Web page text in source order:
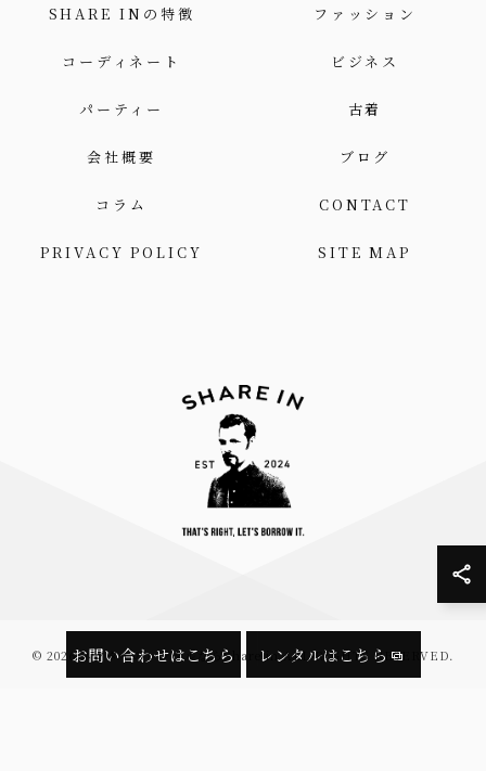
お問い合わせはこちら レンタルはこちら
SHARE INの特徴 ファッション
コーディネート ビジネス
パーティー 古着
会社概要 ブログ
コラム CONTACT
PRIVACY POLICY SITE MAP
© 2026 ネクタイのレンタルならShare in ALL RIGHTS RESERVED.